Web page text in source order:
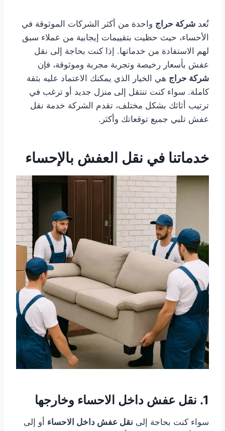
تُعد شركة حراج واحدة من أكثر الشركات الموثوقة في
الأحساء، حيث حظيت بتقييمات إيجابية من عملاء سبق
لهم الاستفادة من خدماتها. إذا كنت بحاجة إلى نقل
عفش بأسعار رخيصة وتجربة مجربة وموثوقة، فإن
شركة حراج هي الخيار الذي يمكنك الاعتماد عليه بثقة
كاملة. سواء كنت تنتقل إلى منزل جديد أو ترغب في
ترتيب أثاثك بشكل مختلف، تقدم الشركة خدمة نقل
عفش تلبي جميع توقعاتك وأكثر.
خدماتنا في نقل العفش بالإحساء
1. نقل عفش داخل الاحساء وخارجها
سواء كنت بحاجة إلى نقل عفش داخل الاحساء أو إلى